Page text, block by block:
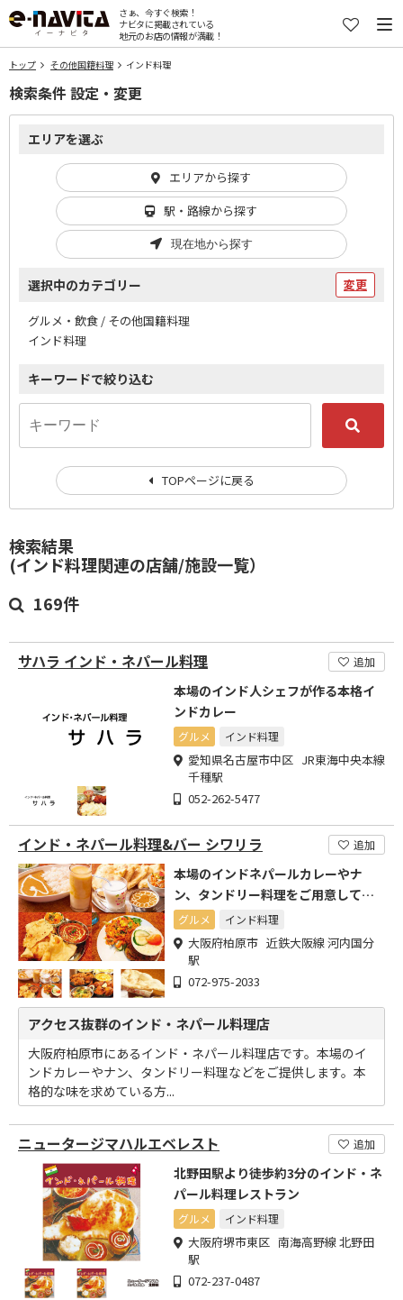
さぁ、今すぐ検索！
ナビタに掲載されている
地元のお店の情報が満載！
トップ その他国籍料理 インド料理
検索結果
(インド料理関連の店舗/施設一覧）
169件
サハラ インド・ネパール料理 追加
本場のインド人シェフが作る本格イ
ンドカレー
グルメ インド料理
愛知県名古屋市中区 JR東海中央本線
千種駅
052-262-5477
インド・ネパール料理&バー シワリラ 追加
本場のインドネパールカレーやナ
ン、タンドリー料理をご用意してお
ります♪
グルメ インド料理
大阪府柏原市 近鉄大阪線 河内国分
駅
072-975-2033
アクセス抜群のインド・ネパール料理店
大阪府柏原市にあるインド・ネパール料理店です。本場のイ
ンドカレーやナン、タンドリー料理などをご提供します。本
格的な味を求めている方...
ニュータージマハルエベレスト 追加
北野田駅より徒歩約3分のインド・ネ
パール料理レストラン
グルメ インド料理
大阪府堺市東区 南海高野線 北野田
駅
072-237-0487
検索条件 設定・変更
エリアを選ぶ
エリアから探す
駅・路線から探す
現在地から探す
選択中のカテゴリー 変更
グルメ・飲食 / その他国籍料理
インド料理
キーワードで絞り込む
TOPページに戻る